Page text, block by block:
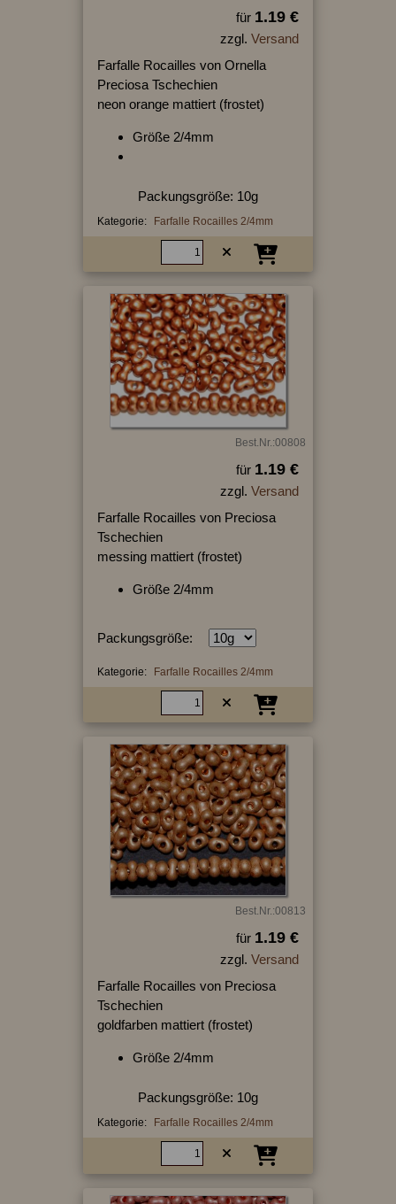
für 1.19 €
zzgl. Versand
Farfalle Rocailles von Ornella
Preciosa Tschechien
neon orange mattiert (frostet)
Größe 2/4mm
Packungsgröße: 10g
Kategorie: Farfalle Rocailles 2/4mm
Best.Nr.:00808
für 1.19 €
zzgl. Versand
Farfalle Rocailles von Preciosa
Tschechien
messing mattiert (frostet)
Größe 2/4mm
Packungsgröße:
Kategorie: Farfalle Rocailles 2/4mm
Best.Nr.:00813
für 1.19 €
zzgl. Versand
Farfalle Rocailles von Preciosa
Tschechien
goldfarben mattiert (frostet)
Größe 2/4mm
Packungsgröße: 10g
Kategorie: Farfalle Rocailles 2/4mm